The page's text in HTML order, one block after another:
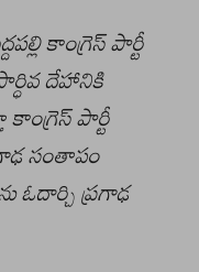
కాంగ్రెస్ పార్టీ
దేహానికి
పార్టీ
సంతాపం
ఓదార్చి ప్రగాఢ